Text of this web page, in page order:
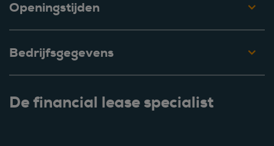
Openingstijden
Bedrijfsgegevens
De financial lease specialist